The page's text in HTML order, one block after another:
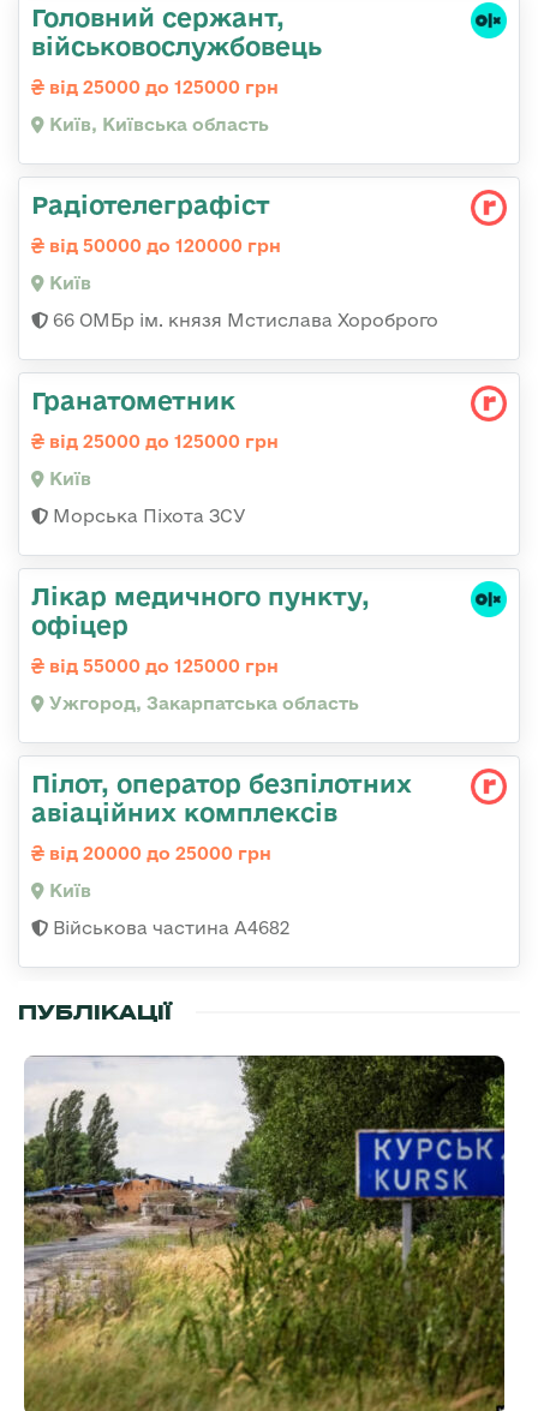
Головний сержант,
військовослужбовець
від 25000 до 125000 грн
Київ, Київська область
Радіотелеграфіст
від 50000 до 120000 грн
Київ
66 ОМБр ім. князя Мстислава Хороброго
Гранатометник
від 25000 до 125000 грн
Київ
Морська Піхота ЗСУ
Лікар медичного пункту,
офіцер
від 55000 до 125000 грн
Ужгород, Закарпатська область
Пілот, оператор безпілотних
авіаційних комплексів
від 20000 до 25000 грн
Київ
Військова частина А4682
ПУБЛІКАЦІЇ